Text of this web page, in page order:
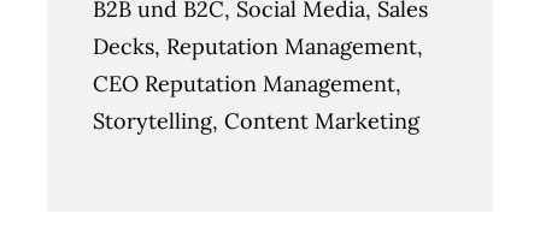
B2B und B2C, Social Media, Sales
Decks, Reputation Management,
CEO Reputation Management,
Storytelling, Content Marketing